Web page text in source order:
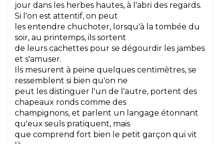
jour dans les herbes hautes, à l'abri des regards.
Si l'on est attentif, on peut
les entendre chuchoter, lorsqu'à la tombée du
soir, au printemps, ils sortent
de leurs cachettes pour se dégourdir les jambes
et s'amuser.
Ils mesurent à peine quelques centimètres, se
ressemblent si bien qu'on ne
peut les distinguer l'un de l'autre, portent des
chapeaux ronds comme des
champignons, et parlent un langage étonnant
qu'eux seuls pratiquent, mais
que comprend fort bien le petit garçon qui vit